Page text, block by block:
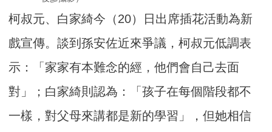
柯叔元、白家綺今（20）日出席插花活動為新
戲宣傳。談到孫安佐近來爭議，柯叔元低調表
示：「家家有本難念的經，他們會自己去面
對」；白家綺則認為：「孩子在每個階段都不
一樣，對父母來講都是新的學習」，但她相信